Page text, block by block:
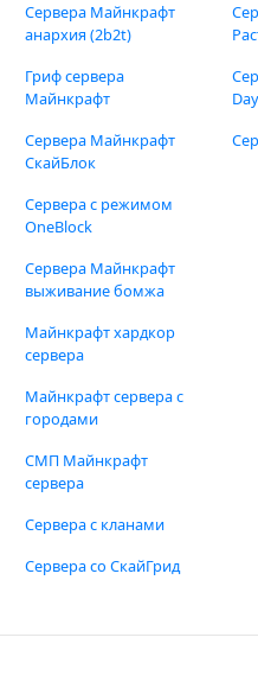
Сервера Майнкрафт
анархия (2b2t)
Гриф сервера
Майнкрафт
Сервера Майнкрафт
СкайБлок
Сервера с режимом
OneBlock
Сервера Майнкрафт
выживание бомжа
Майнкрафт хардкор
сервера
Майнкрафт сервера с
городами
СМП Майнкрафт
сервера
Сервера с кланами
Сервера со СкайГрид